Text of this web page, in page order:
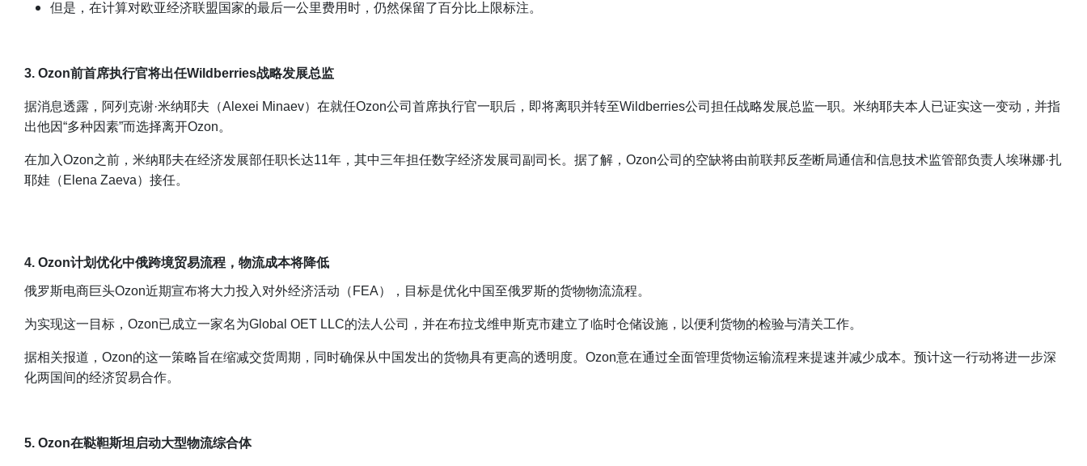
但是，在计算对欧亚经济联盟国家的最后一公里费用时，仍然保留了百分比上限标注。
3. Ozon前首席执行官将出任Wildberries战略发展总监
据消息透露，阿列克谢·米纳耶夫（Alexei Minaev）在就任Ozon公司首席执行官一职后，即将离职并转至Wildberries公司担任战略发展总监一职。米纳耶夫本人已证实这一变动，并指
出他因“多种因素”而选择离开Ozon。
在加入Ozon之前，米纳耶夫在经济发展部任职长达11年，其中三年担任数字经济发展司副司长。据了解，Ozon公司的空缺将由前联邦反垄断局通信和信息技术监管部负责人埃琳娜·扎
耶娃（Elena Zaeva）接任。
4. Ozon计划优化中俄跨境贸易流程，物流成本将降低
俄罗斯电商巨头Ozon近期宣布将大力投入对外经济活动（FEA），目标是优化中国至俄罗斯的货物物流流程。
为实现这一目标，Ozon已成立一家名为Global OET LLC的法人公司，并在布拉戈维申斯克市建立了临时仓储设施，以便利货物的检验与清关工作。
据相关报道，Ozon的这一策略旨在缩减交货周期，同时确保从中国发出的货物具有更高的透明度。Ozon意在通过全面管理货物运输流程来提速并减少成本。预计这一行动将进一步深
化两国间的经济贸易合作。
5. Ozon在鞑靼斯坦启动大型物流综合体